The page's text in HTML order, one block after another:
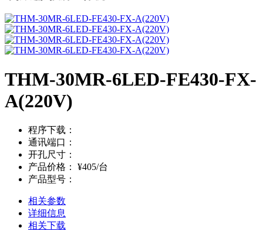
THM-30MR-6LED-FE430-FX-
A(220V)
程序下载：
通讯端口：
开孔尺寸：
产品价格：
¥405/台
产品型号：
相关参数
详细信息
相关下载